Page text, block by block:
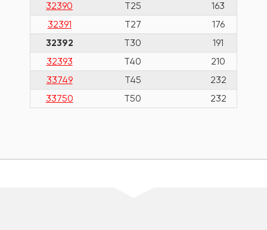
32390 T25
163
32391
T27
176
32392
T30
191
32393
T40
210
33749
T45
232
33750
Т50 232